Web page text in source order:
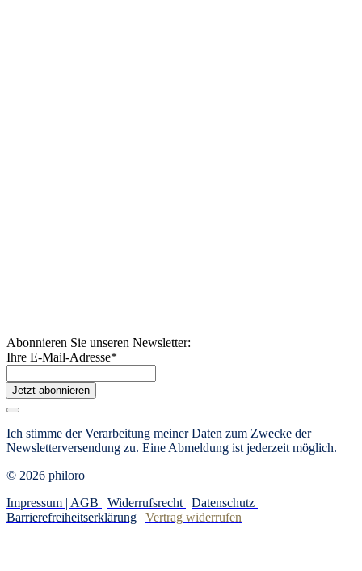
Abonnieren Sie unseren Newsletter:
Ihre E-Mail-Adresse*
Jetzt abonnieren
Ich stimme der Verarbeitung meiner Daten zum Zwecke der
Newsletterversendung zu. Eine Abmeldung ist jederzeit möglich.
© 2026 philoro
Impressum | AGB | Widerrufsrecht | Datenschutz |
Barrierefreiheitserklärung | Vertrag widerrufen